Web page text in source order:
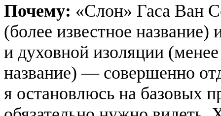
Почему: «Слон» Гаса Ван
(более известное
и духовной изоляции
название) — совершенно
я остановлюсь на базовых